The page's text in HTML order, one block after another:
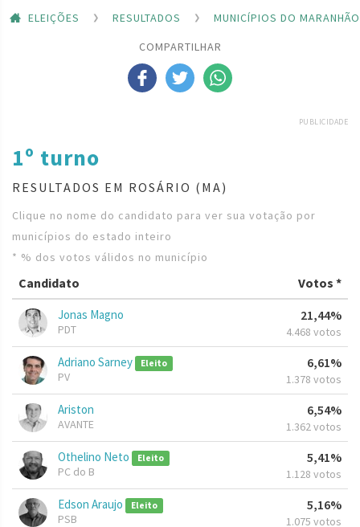
ELEIÇÕES RESULTADOS
MUNICÍPIOS DO MARANHÃO
COMPARTILHAR
PUBLICIDADE
1º turno
RESULTADOS EM ROSÁRIO (MA)
Clique no nome do candidato para ver sua votação por
municípios do estado inteiro
* % dos votos válidos no município
Candidato Votos *
Jonas Magno
PDT
21,44%
4.468 votos
Adriano Sarney Eleito
PV
6,61%
1.378 votos
Ariston
AVANTE
6,54%
1.362 votos
Othelino Neto Eleito
PC do B
5,41%
1.128 votos
Edson Araujo Eleito
PSB
5,16%
1.075 votos